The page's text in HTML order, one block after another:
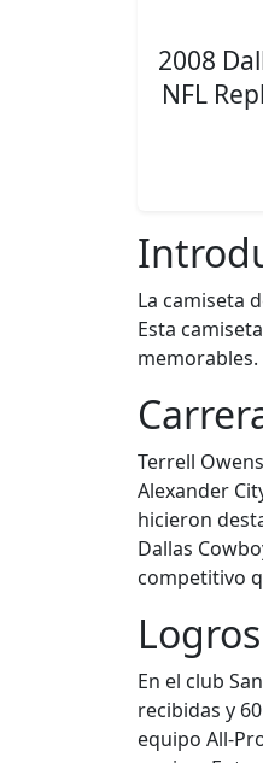
2008
NFL
La camiseta
Esta
Terrell
Alexander
hicieron
Dallas
competitivo
Logros
En el club
recibidas y
equipo All-